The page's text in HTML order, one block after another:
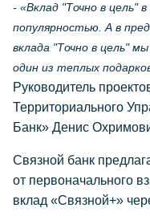
- «Вклад "Точно в цель"
популярностью. А в
вклада "Точно в цель"
один из теплых
Руководитель
Территориального
Банк» Денис
Связной банк
от первоначального
вклад «Связной+»